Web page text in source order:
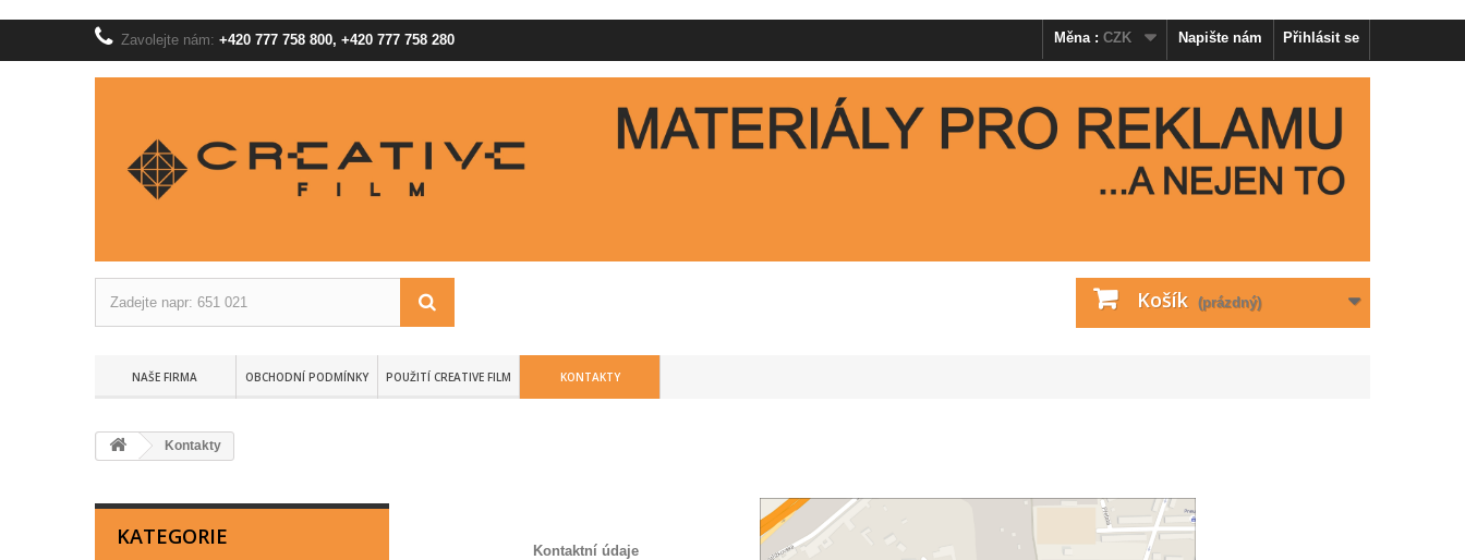
Přihlásit se
Napište nám
Zavolejte nám: +420 777 758 800, +420 777 758 280 Měna : CZK
Košík (prázdný)
NAŠE FIRMA OBCHODNÍ PODMÍNKY POUŽITÍ CREATIVE FILM KONTAKTY
Kontakty
KATEGORIE
Kontaktní údaje